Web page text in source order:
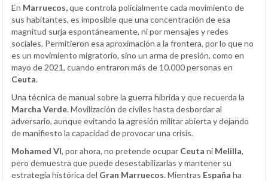
En Marruecos,que controla policialmente cada movimiento de
sus habitantes, es imposible que una concentración de esa
magnitud surja espontáneamente, ni por mensajes y redes
sociales. Permitieron esa aproximación a la frontera, por lo que no
es un movimiento migratorio, sino un arma de presión, como en
mayo de 2021, cuando entraron más de 10.000 personas en
Ceuta.
Una técnica de manual sobre la guerra híbrida y que recuerda la
Marcha Verde. Movilización de civiles hasta desbordar al
adversario, aunque evitando la agresión militar abierta y dejando
de manifiesto la capacidad de provocar una crisis.
Mohamed VI, por ahora, no pretende ocupar Ceuta ni Melilla,
pero demuestra que puede desestabilizarlas y mantener su
estrategia histórica del Gran Marruecos. Mientras España ha